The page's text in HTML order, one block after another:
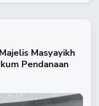
Masyayikh
Pendanaan